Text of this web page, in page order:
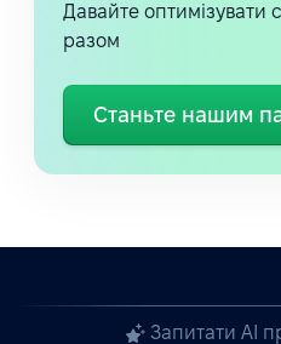
Давайте оптимізувати
разом
Станьте нашим
Запитати AI